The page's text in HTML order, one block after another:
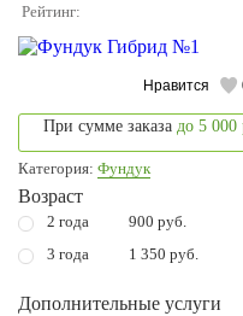
Рейтинг:
Нравится
При сумме заказа до 5 000
Категория: Фундук
Возраст
2 года
900 руб.
3 года
1 350 руб.
Дополнительные услуги